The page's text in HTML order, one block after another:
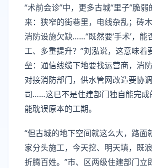
“术前会诊”中，更多古城“里子”脆
来：狭窄的街巷里，电线杂乱；砖木
消防设施欠缺……“既然要‘手术’，能
工、多重提升？”刘泓说，这意味着
垒：通信线缆下地要找运营商，消
对接消防部门，供水管网改造要协
司……这已不是住建部门独自能完成
能耽误原本的工期。
“但古城的地下空间就这么大，路面
家分头施工，今天挖、明天填，既
折腾百姓。”市、区两级住建部门立